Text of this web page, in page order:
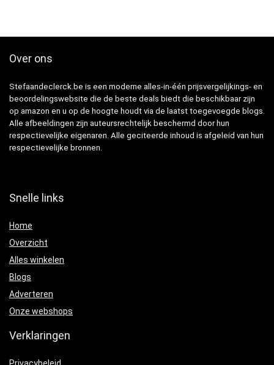
Over ons
Stefaandeclerck.be is een moderne alles-in-één prijsvergelijkings- en
beoordelingswebsite die de beste deals biedt die beschikbaar zijn
op amazon en u op de hoogte houdt via de laatst toegevoegde blogs.
Alle afbeeldingen zijn auteursrechtelijk beschermd door hun
respectievelijke eigenaren. Alle geciteerde inhoud is afgeleid van hun
respectievelijke bronnen.
Snelle links
Home
Overzicht
Alles winkelen
Blogs
Adverteren
Onze webshops
Verklaringen
Privacybeleid